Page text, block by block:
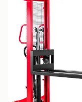
energieverbruik
Torros nlAlles voor